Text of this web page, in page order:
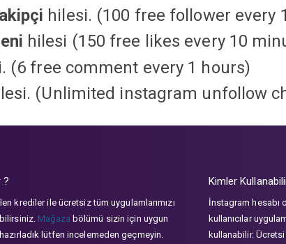
hilesi. (100 free follower every
hilesi (150 free likes every 10
(6 free comment every 1 hours)
(Unlimited instagram unfollow
?
krediler ile ücretsiz tüm uygulamlarımızı
Mağaza bölümü sizin için uygun
lütfen incelemeden geçmeyin.
Kimler
İnstagram hesabı
kullanıcılar
kullanabilir.